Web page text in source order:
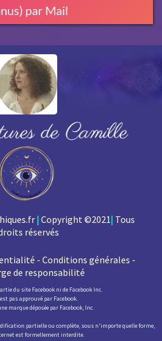
par Mail
| Copyright ©2021| Tous
réservés
- Conditions générales -
de responsabilité
du site Facebook ni de Facebook Inc.
pas approuvé par Facebook.
marque déposée par Facebook, Inc.
partielle ou complète, sous n'importe quelle forme,
est formellement interdite.